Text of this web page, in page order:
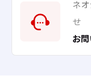
献します。
ネ
せ
お